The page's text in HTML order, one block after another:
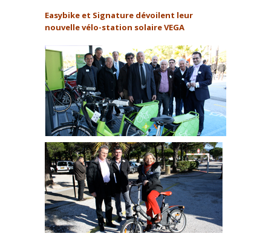
Easybike et Signature dévoilent leur
nouvelle vélo-station solaire VEGA